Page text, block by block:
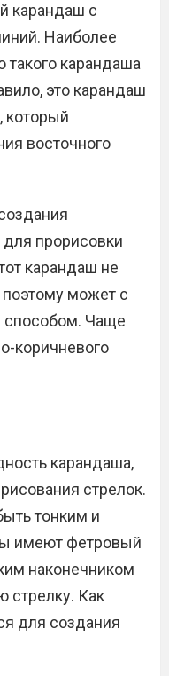
карандаш с
Наиболее
такого карандаша
это карандаш
который
восточного
для прорисовки
карандаш не
поэтому может с
способом. Чаще
коричневого
карандаша,
стрелок.
тонким и
имеют фетровый
наконечником
стрелку. Как
для создания